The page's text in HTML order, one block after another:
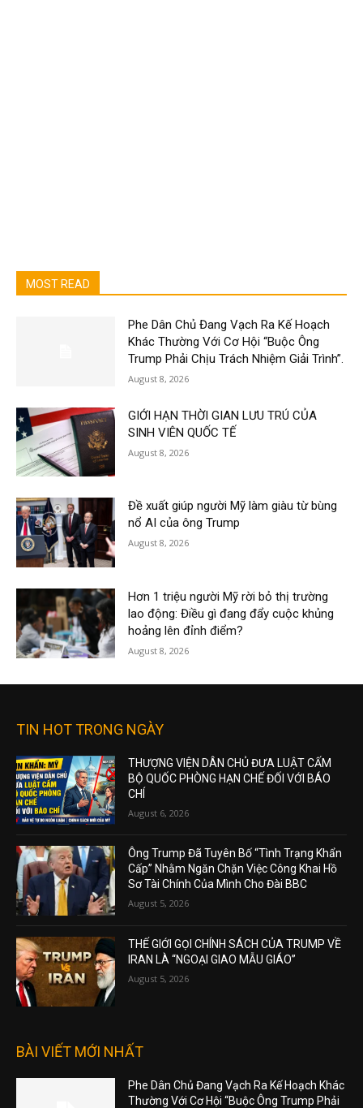
MOST READ
Phe Dân Chủ Đang Vạch Ra Kế Hoạch
Khác Thường Với Cơ Hội “Buộc Ông
Trump Phải Chịu Trách Nhiệm Giải Trình”.
August 8, 2026
GIỚI HẠN THỜI GIAN LƯU TRÚ CỦA
SINH VIÊN QUỐC TẾ
August 8, 2026
Đề xuất giúp người Mỹ làm giàu từ bùng
nổ AI của ông Trump
August 8, 2026
Hơn 1 triệu người Mỹ rời bỏ thị trường
lao động: Điều gì đang đẩy cuộc khủng
hoảng lên đỉnh điểm?
August 8, 2026
TIN HOT TRONG NGÀY
THƯỢNG VIỆN DÂN CHỦ ĐƯA LUẬT CẤM
BỘ QUỐC PHÒNG HẠN CHẾ ĐỐI VỚI BÁO
CHÍ
August 6, 2026
Ông Trump Đã Tuyên Bố “Tình Trạng Khẩn
Cấp” Nhằm Ngăn Chặn Việc Công Khai Hồ
Sơ Tài Chính Của Mình Cho Đài BBC
August 5, 2026
THẾ GIỚI GỌI CHÍNH SÁCH CỦA TRUMP VỀ
IRAN LÀ “NGOẠI GIAO MẪU GIÁO”
August 5, 2026
BÀI VIẾT MỚI NHẤT
Phe Dân Chủ Đang Vạch Ra Kế Hoạch Khác
Thường Với Cơ Hội “Buộc Ông Trump Phải